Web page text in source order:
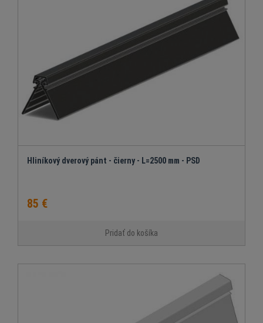
Hliníkový dverový pánt - čierny - L=2500 mm - PSD
85 €
Pridať do košíka